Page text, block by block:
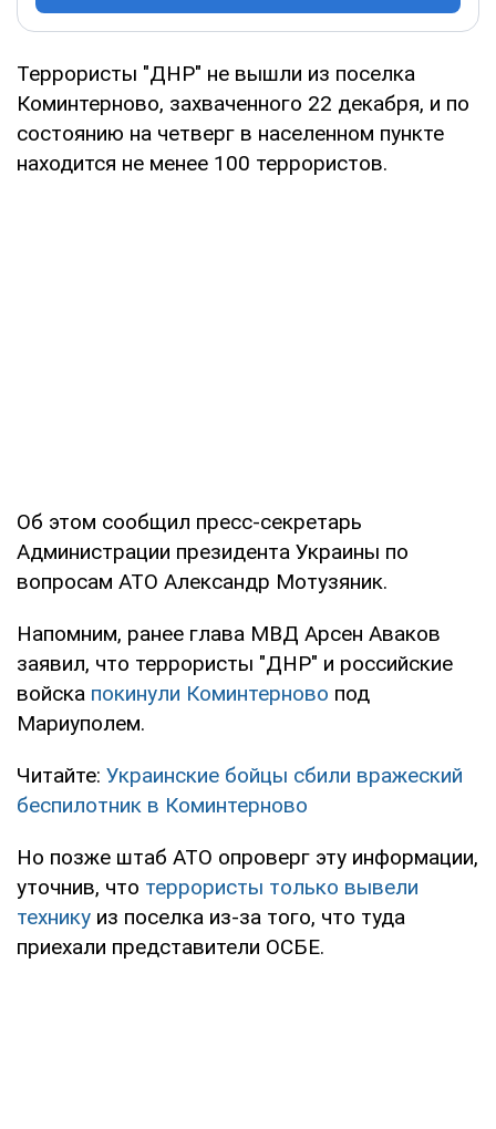
Террористы "ДНР" не вышли из поселка
Коминтерново, захваченного 22 декабря, и по
состоянию на четверг в населенном пункте
находится не менее 100 террористов.
Об этом сообщил пресс-секретарь
Администрации президента Украины по
вопросам АТО Александр Мотузяник.
Напомним, ранее глава МВД Арсен Аваков
заявил, что террористы "ДНР" и российские
войска покинули Коминтерново под
Мариуполем.
Читайте: Украинские бойцы сбили вражеский
беспилотник в Коминтерново
Но позже штаб АТО опроверг эту информации,
уточнив, что террористы только вывели
технику из поселка из-за того, что туда
приехали представители ОСБЕ.